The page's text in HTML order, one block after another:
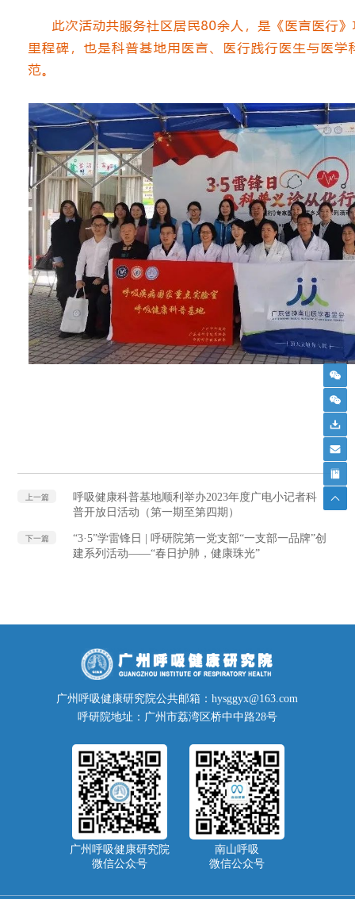
上一篇
呼吸健康科普基地顺利举办2023年度广电小记者科
普开放日活动（第一期至第四期）
下一篇
“3·5”学雷锋日 | 呼研院第一党支部“一支部一品牌”创
建系列活动——“春日护肺，健康珠光”
广州呼吸健康研究院公共邮箱：hysggyx@163.com
呼研院地址：广州市荔湾区桥中中路28号
广州呼吸健康研究院
微信公众号
南山呼吸
微信公众号